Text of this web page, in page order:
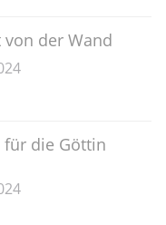
von der Wand
für die Göttin